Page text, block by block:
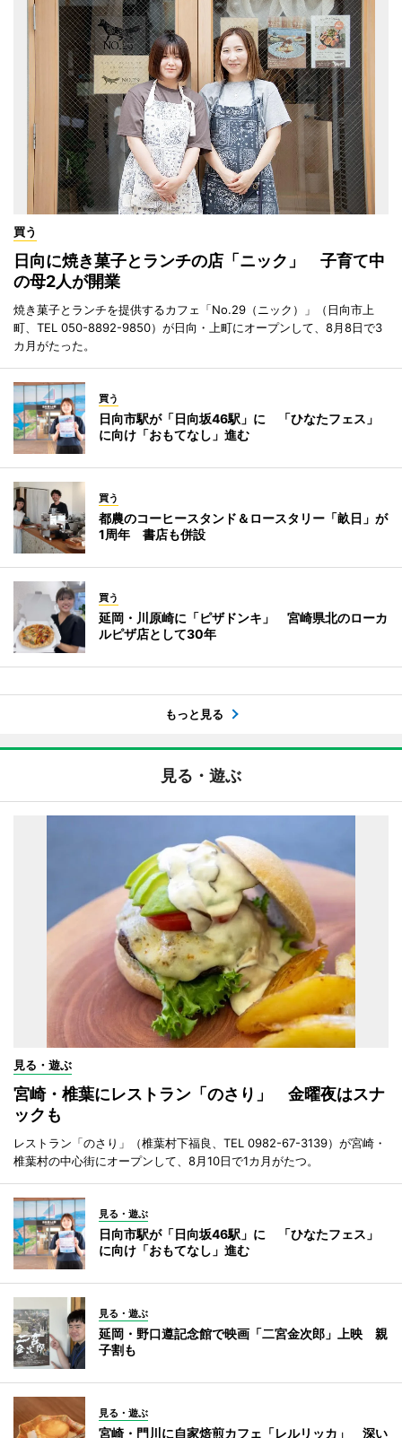
買う
日向に焼き菓子とランチの店「ニック」 子育て中
の母2人が開業
焼き菓子とランチを提供するカフェ「No.29（ニック）」（日向市上
町、TEL 050-8892-9850）が日向・上町にオープンして、8月8日で3
カ月がたった。
買う
日向市駅が「日向坂46駅」に 「ひなたフェス」
に向け「おもてなし」進む
買う
都農のコーヒースタンド＆ロースタリー「畝日」が
1周年 書店も併設
買う
延岡・川原崎に「ピザドンキ」 宮崎県北のローカ
ルピザ店として30年
もっと見る
見る・遊ぶ
見る・遊ぶ
宮崎・椎葉にレストラン「のさり」 金曜夜はスナ
ックも
レストラン「のさり」（椎葉村下福良、TEL 0982-67-3139）が宮崎・
椎葉村の中心街にオープンして、8月10日で1カ月がたつ。
見る・遊ぶ
日向市駅が「日向坂46駅」に 「ひなたフェス」
に向け「おもてなし」進む
見る・遊ぶ
延岡・野口遵記念館で映画「二宮金次郎」上映 親
子割も
見る・遊ぶ
宮崎・門川に自家焙煎カフェ「レルリッカ」 深い